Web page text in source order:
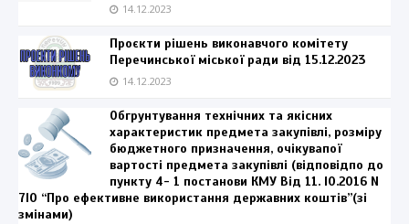
14.12.2023
Проєкти рішень виконавчого комітету
Перечинської міської ради від 15.12.2023
14.12.2023
Обгрунтування технiчних та якісниx
характеристик пpeдмета закупівлі, розмiру
бюджетного призначення, очiкувапої
вapтocті предмета закупівлі (вiдповiдпо до
пункту 4- 1 постанови КМУ Biд 11. l0.2016 N
7l0 “Про ефективне використання державних коштів”(зi
змінами)